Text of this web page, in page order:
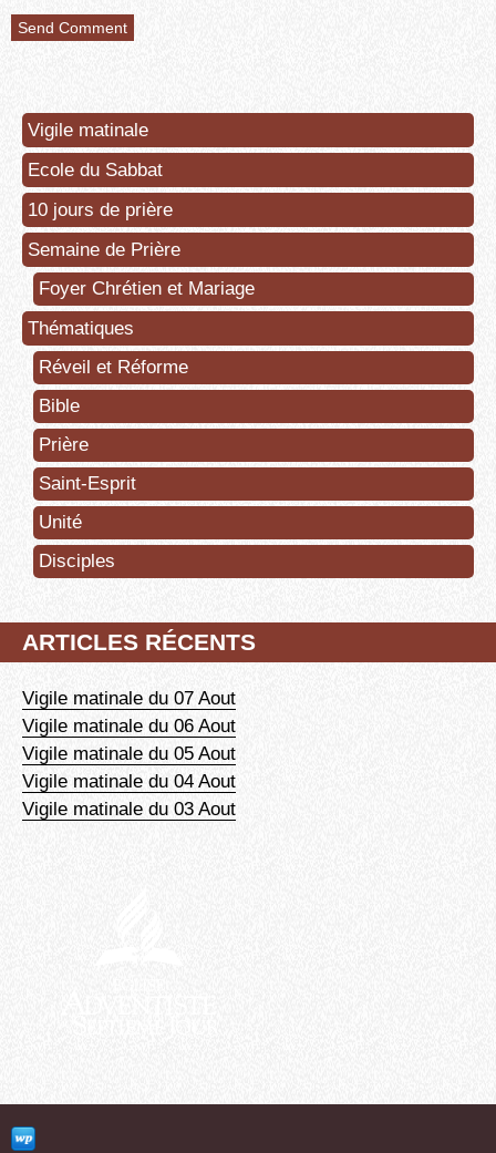
Vigile matinale
Ecole du Sabbat
10 jours de prière
Semaine de Prière
Foyer Chrétien et Mariage
Thématiques
Réveil et Réforme
Bible
Prière
Saint-Esprit
Unité
Disciples
ARTICLES RÉCENTS
Vigile matinale du 07 Aout
Vigile matinale du 06 Aout
Vigile matinale du 05 Aout
Vigile matinale du 04 Aout
Vigile matinale du 03 Aout